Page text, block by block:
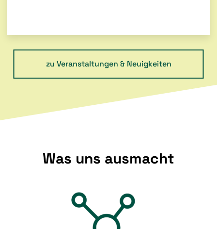
zu Veranstaltungen & Neuigkeiten
Was uns ausmacht